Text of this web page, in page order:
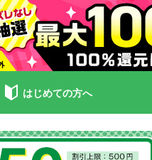
はじめての方へ